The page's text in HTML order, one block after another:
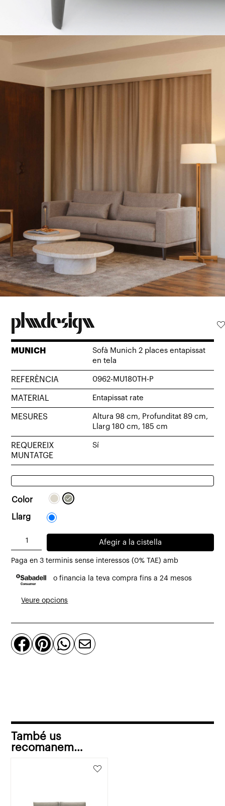
MUNICH
Sofà Munich 2 places entapissat
en tela
REFERÈNCIA 0962-MU180TH-P
MATERIAL Entapissat rate
MESURES
Altura 98 cm, Profunditat 89 cm,
Llarg 180 cm, 185 cm
REQUEREIX
MUNTATGE
Sí
Color
Llarg 180
quantitat
Sofà
Munich
entapissat
en
tela
Afegir a la cistella
Paga en 3 terminis sense interessos (0% TAE) amb
o financia la teva compra fins a 24 mesos
Veure opcions
   
També us
recomanem…